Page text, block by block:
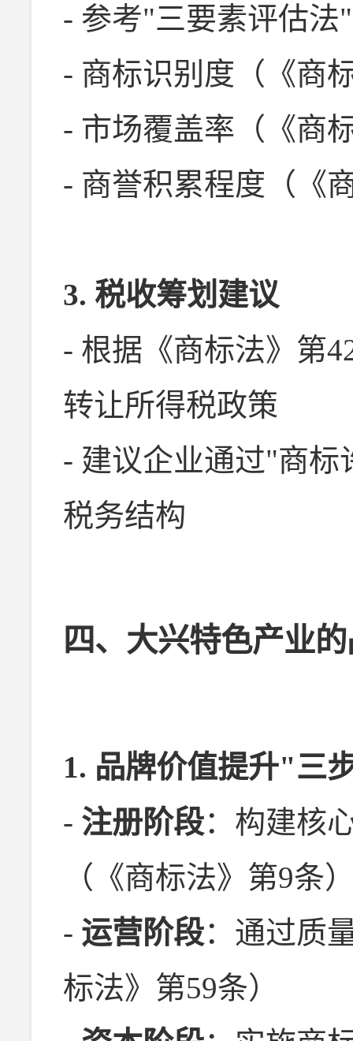
- 参考"三要素评估法
- 商标识别度（《商
- 市场覆盖率（《商
- 商誉积累程度（《
3. 税收筹划建议
- 根据《商标法》第
转让所得税政策
- 建议企业通过"商标
税务结构
四、大兴特色产业
1. 品牌价值提升"三
- 注册阶段：构建核
（《商标法》第9条
- 运营阶段：通过质
标法》第59条）